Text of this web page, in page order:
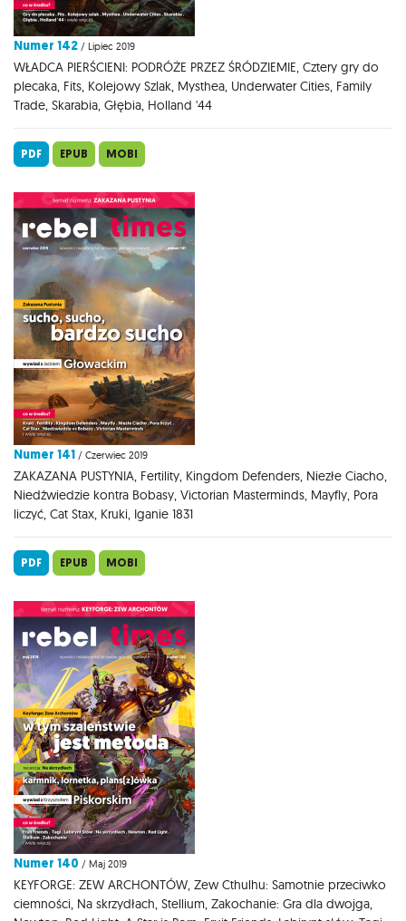
Numer 142 / Lipiec 2019
WŁADCA PIERŚCIENI: PODRÓŻE PRZEZ ŚRÓDZIEMIE, Cztery gry do
plecaka, Fits, Kolejowy Szlak, Mysthea, Underwater Cities, Family
Trade, Skarabia, Głębia, Holland '44
PDF EPUB MOBI
Numer 141 / Czerwiec 2019
ZAKAZANA PUSTYNIA, Fertility, Kingdom Defenders, Niezłe Ciacho,
Niedźwiedzie kontra Bobasy, Victorian Masterminds, Mayfly, Pora
liczyć, Cat Stax, Kruki, Iganie 1831
PDF EPUB MOBI
Numer 140 / Maj 2019
KEYFORGE: ZEW ARCHONTÓW, Zew Cthulhu: Samotnie przeciwko
ciemności, Na skrzydłach, Stellium, Zakochanie: Gra dla dwojga,